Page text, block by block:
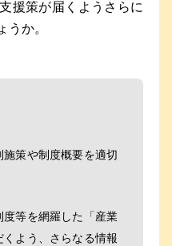
援策が届くようさらに
うか。
策や制度概要を適切
等を網羅した「産業
よう、さらなる情報